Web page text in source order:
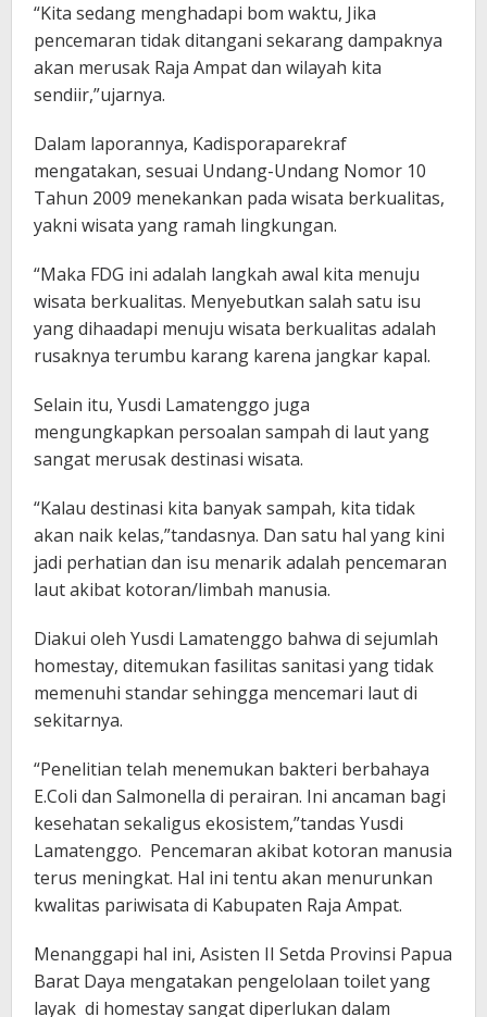
“Kita sedang menghadapi bom waktu, Jika
pencemaran tidak ditangani sekarang dampaknya
akan merusak Raja Ampat dan wilayah kita
sendiir,”ujarnya.
Dalam laporannya, Kadisporaparekraf
mengatakan, sesuai Undang-Undang Nomor 10
Tahun 2009 menekankan pada wisata berkualitas,
yakni wisata yang ramah lingkungan.
“Maka FDG ini adalah langkah awal kita menuju
wisata berkualitas. Menyebutkan salah satu isu
yang dihaadapi menuju wisata berkualitas adalah
rusaknya terumbu karang karena jangkar kapal.
Selain itu, Yusdi Lamatenggo juga
mengungkapkan persoalan sampah di laut yang
sangat merusak destinasi wisata.
“Kalau destinasi kita banyak sampah, kita tidak
akan naik kelas,”tandasnya. Dan satu hal yang kini
jadi perhatian dan isu menarik adalah pencemaran
laut akibat kotoran/limbah manusia.
Diakui oleh Yusdi Lamatenggo bahwa di sejumlah
homestay, ditemukan fasilitas sanitasi yang tidak
memenuhi standar sehingga mencemari laut di
sekitarnya.
“Penelitian telah menemukan bakteri berbahaya
E.Coli dan Salmonella di perairan. Ini ancaman bagi
kesehatan sekaligus ekosistem,”tandas Yusdi
Lamatenggo. Pencemaran akibat kotoran manusia
terus meningkat. Hal ini tentu akan menurunkan
kwalitas pariwisata di Kabupaten Raja Ampat.
Menanggapi hal ini, Asisten II Setda Provinsi Papua
Barat Daya mengatakan pengelolaan toilet yang
layak di homestay sangat diperlukan dalam